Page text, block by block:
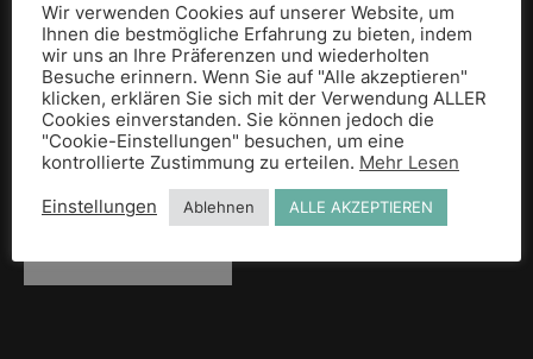
GEFÖRDERT DURCH
Wir verwenden Cookies auf unserer Website, um
Ihnen die bestmögliche Erfahrung zu bieten, indem
wir uns an Ihre Präferenzen und wiederholten
Besuche erinnern. Wenn Sie auf "Alle akzeptieren"
klicken, erklären Sie sich mit der Verwendung ALLER
Cookies einverstanden. Sie können jedoch die
"Cookie-Einstellungen" besuchen, um eine
kontrollierte Zustimmung zu erteilen. Mehr Lesen
Einstellungen Ablehnen ALLE AKZEPTIEREN